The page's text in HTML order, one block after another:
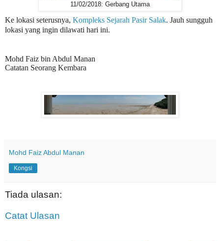
11/02/2018: Gerbang Utama
Ke lokasi seterusnya, Kompleks Sejarah Pasir Salak. Jauh sungguh
lokasi yang ingin dilawati hari ini.
Mohd Faiz bin Abdul Manan
Catatan Seorang Kembara
Mohd Faiz Abdul Manan
Kongsi
Tiada ulasan:
Catat Ulasan